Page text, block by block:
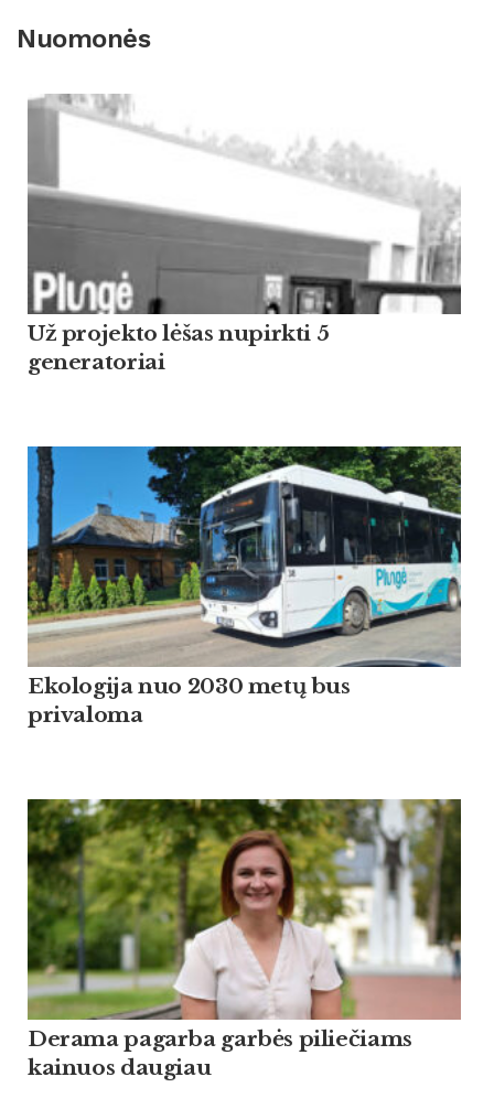
Nuomonės
Už projekto lėšas nupirkti 5
generatoriai
Ekologija nuo 2030 metų bus
privaloma
Derama pagarba garbės piliečiams
kainuos daugiau